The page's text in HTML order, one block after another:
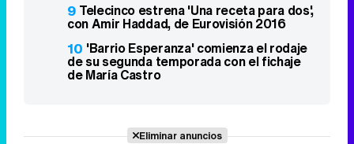
9 Telecinco estrena 'Una receta para dos',
con Amir Haddad, de Eurovisión 2016
10 'Barrio Esperanza' comienza el rodaje
de su segunda temporada con el fichaje
de María Castro
Eliminar anuncios